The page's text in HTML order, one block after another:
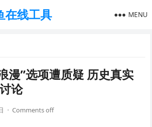
在线工具 MENU
漫”选项遭质疑 历史真实
论
· Comments off